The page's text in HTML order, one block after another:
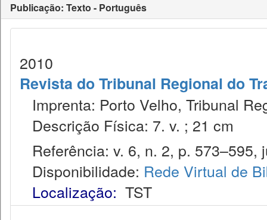
Publicação: Texto - Português
2010
Revista do Tribunal Regional do
Imprenta: Porto Velho, Tribunal
Descrição Física: 7. v. ; 21 cm
Referência: v. 6, n. 2, p. 573–595,
Disponibilidade: Rede Virtual de
Localização: TST